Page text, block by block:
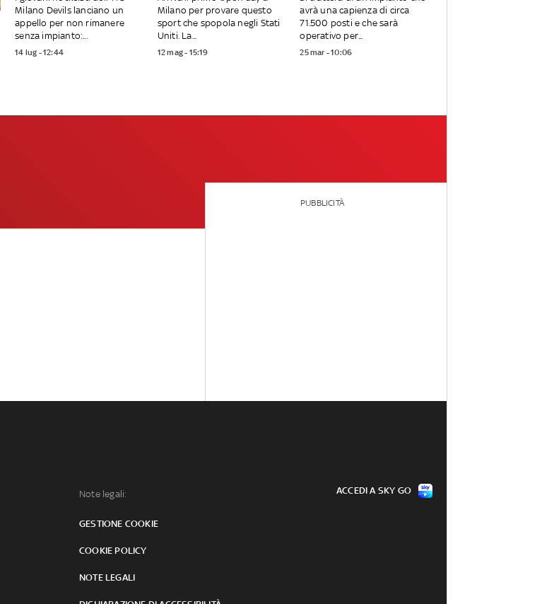
Milano Devils lanciano un
appello per non rimanere
senza impianto:...
14 lug - 12:44
Milano per provare questo
sport che spopola negli Stati
Uniti. La...
12 mag - 15:19
avrà una capienza di circa
71.500 posti e che sarà
operativo per...
25 mar - 10:06
PUBBLICITÀ
Note legali:
GESTIONE COOKIE
COOKIE POLICY
NOTE LEGALI
ACCEDI A SKY GO